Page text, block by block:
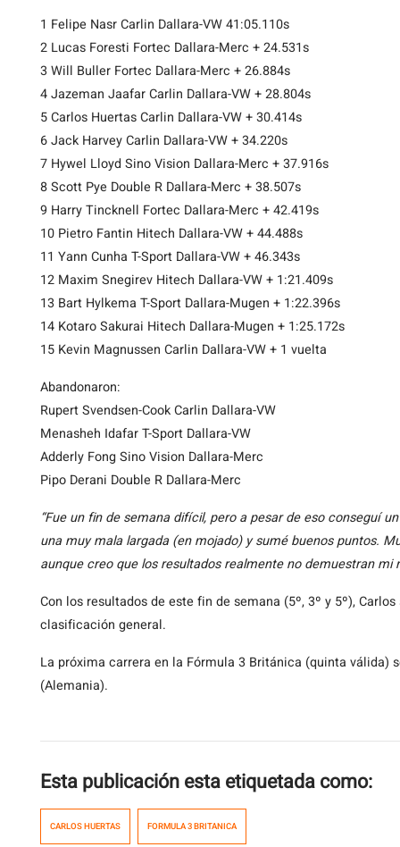
1 Felipe Nasr Carlin Dallara-VW 41:05.110s
2 Lucas Foresti Fortec Dallara-Merc + 24.531s
3 Will Buller Fortec Dallara-Merc + 26.884s
4 Jazeman Jaafar Carlin Dallara-VW + 28.804s
5 Carlos Huertas Carlin Dallara-VW + 30.414s
6 Jack Harvey Carlin Dallara-VW + 34.220s
7 Hywel Lloyd Sino Vision Dallara-Merc + 37.916s
8 Scott Pye Double R Dallara-Merc + 38.507s
9 Harry Tincknell Fortec Dallara-Merc + 42.419s
10 Pietro Fantin Hitech Dallara-VW + 44.488s
11 Yann Cunha T-Sport Dallara-VW + 46.343s
12 Maxim Snegirev Hitech Dallara-VW + 1:21.409s
13 Bart Hylkema T-Sport Dallara-Mugen + 1:22.396s
14 Kotaro Sakurai Hitech Dallara-Mugen + 1:25.172s
15 Kevin Magnussen Carlin Dallara-VW + 1 vuelta
Abandonaron:
Rupert Svendsen-Cook Carlin Dallara-VW
Menasheh Idafar T-Sport Dallara-VW
Adderly Fong Sino Vision Dallara-Merc
Pipo Derani Double R Dallara-Merc
“Fue un fin de semana difícil, pero a pesar de eso conseguí
una muy mala largada (en mojado) y sumé buenos puntos.
aunque creo que los resultados realmente no demuestran mi
Con los resultados de este fin de semana (5º, 3º y 5º),
clasificación general.
La próxima carrera en la Fórmula 3 Británica (quinta válida)
(Alemania).
Esta publicación esta etiquetada como:
CARLOS HUERTAS FORMULA 3 BRITANICA